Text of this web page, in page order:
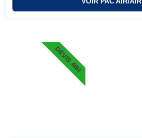
DEVIS 48H